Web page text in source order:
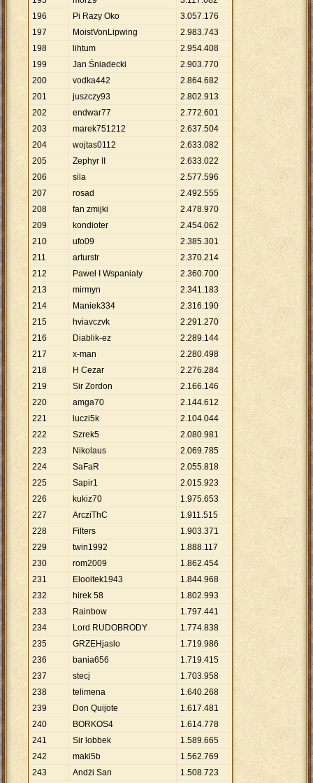
196
Pi Razy Oko 3.057.176
197
MoistVonLipwing 2.983.743
198
lihtum 2.954.408
199
Jan Śniadecki 2.903.770
200
vodka442 2.864.682
201
juszczy93 2.802.913
202
endwar77 2.772.601
203
marek751212 2.637.504
204
wojtas0112 2.633.082
205
Zephyr II 2.633.022
206
sila 2.577.596
207
rosad 2.492.555
208
fan zmijki 2.478.970
209
kondioter 2.454.062
210
ufo09 2.385.301
211
arturstr 2.370.214
212
Paweł I Wspanialy 2.360.700
213
mirmyn 2.341.183
214
Maniek334 2.316.190
215
hviavczvk 2.291.270
216
Diablik-ez 2.289.144
217
x-man 2.280.498
218
H Cezar 2.276.284
219
Sir Zordon 2.166.146
220
amga70 2.144.612
221
luczi5k 2.104.044
222
Szrek5 2.080.981
223
Nikolaus 2.069.785
224
SaFaR 2.055.818
225
Sapir1 2.015.923
226
kukiz70 1.975.653
227
ArcziThC 1.911.515
228
Filters 1.903.371
229
twin1992 1.888.117
230
rom2009 1.862.454
231
Elooitek1943 1.844.968
232
hirek 58 1.802.993
233
Rainbow 1.797.441
234
Lord RUDOBRODY 1.774.838
235
GRZEHjaslo 1.719.986
236
bania656 1.719.415
237
stecj 1.703.958
238
telimena 1.640.268
239
Don Quijote 1.617.481
240
BORKOS4 1.614.778
241
Sir lobbek 1.589.665
242
maki5b 1.562.769
243
Andżi San 1.508.723